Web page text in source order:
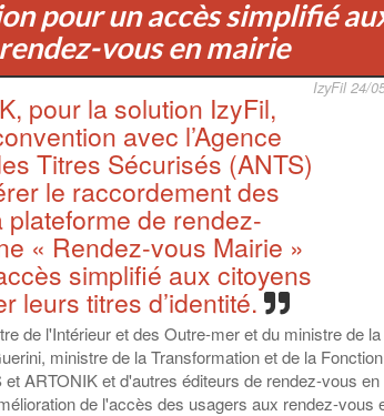
pour un accès simplifié
vous en mairie
IzyFil 24/
pour la solution IzyFil,
avec l’Agence
Titres Sécurisés (ANTS)
le raccordement des
plateforme de rendez-
« Rendez-vous Mairie »
simplifié aux citoyens
leurs titres d’identité.
de l'Intérieur et des Outre-mer et du ministre de la
ministre de la Transformation et de la Fonction
et ARTONIK et d'autres éditeurs de rendez-vous en
de l'accès des usagers aux rendez-vous